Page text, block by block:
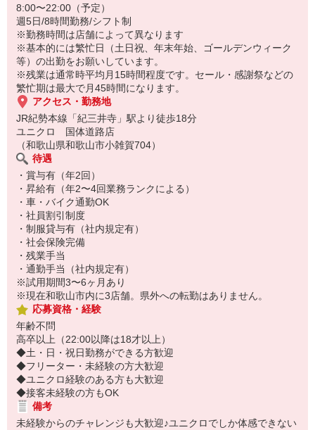
売れ筋商品は何なのかなど、注目ポイントが沢山！
［ 商品整理 ］
お客様がお手に取りやすいように、サイズや色ごとに整理します。
［ ミシン ］
お客様のサイズや好みなどご要望に合わせ、パンツの丈などをミシ
ンで補正します。
［ 試着室対応 ］
サイズの確認〜コーディネートのご提案まで、お客様の試着をお手
伝い。
［ 清掃 ］
売場・商品棚やトイレなどを清掃し、快適で気持ちよいお店づく
り。
■お客様に心地よく、満足に楽しんでもらうために…
スタッフ全員が日々ホスピタリティ精神で仕事に取り組んでいま
す。
ちょっとした気配り、明るい笑顔やあいさつなどが、お客様の笑顔
につながっています。
8:00〜22:00（予定）
週5日/8時間勤務/シフト制
※勤務時間は店舗によって異なります
※基本的には繁忙日（土日祝、年末年始、ゴールデンウィーク
等）の出勤をお願いしています。
※残業は通常時平均月15時間程度です。セール・感謝祭などの
繁忙期は最大で月45時間になります。
アクセス・勤務地
JR紀勢本線「紀三井寺」駅より徒歩18分
ユニクロ 国体道路店
（和歌山県和歌山市小雑賀704）
待遇
・賞与有（年2回）
・昇給有（年2〜4回業務ランクによる）
・車・バイク通勤OK
・社員割引制度
・制服貸与有（社内規定有）
・社会保険完備
・残業手当
・通勤手当（社内規定有）
※試用期間3〜6ヶ月あり
※現在和歌山市内に3店舗。県外への転勤はありません。
応募資格・経験
年齢不問
高卒以上（22:00以降は18才以上）
◆土・日・祝日勤務ができる方歓迎
◆フリーター・未経験の方大歓迎
◆ユニクロ経験のある方も大歓迎
◆接客未経験の方もOK
備考
未経験からのチャレンジも大歓迎♪ユニクロでしか体感できない